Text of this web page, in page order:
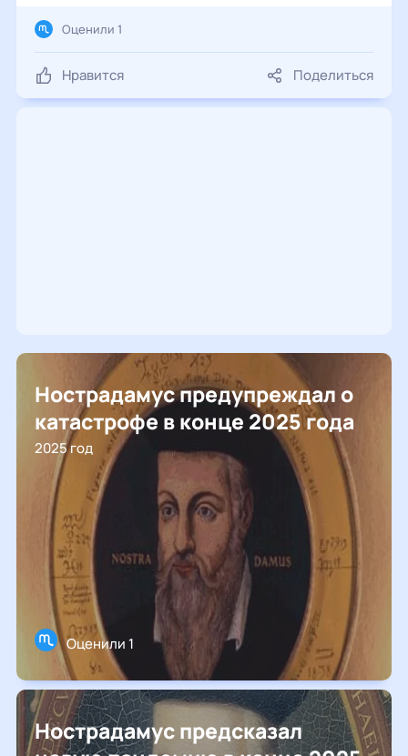
Нравится Поделиться
Оценили 1
Нострадамус предупреждал о
катастрофе в конце 2025 года
2025 год
Оценили 1
Нострадамус предсказал